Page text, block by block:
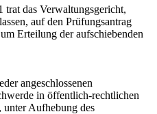
das Verwaltungsgericht,
auf den Prüfungsantrag
Erteilung der aufschiebenden
angeschlossenen
in öffentlich-rechtlichen
Aufhebung des